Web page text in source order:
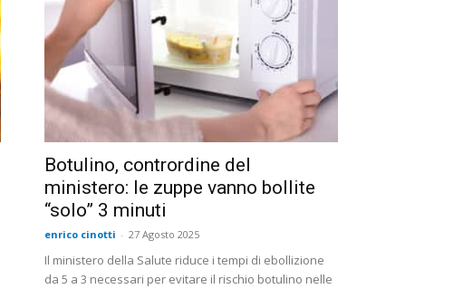
Botulino, contrordine del
ministero: le zuppe vanno bollite
“solo” 3 minuti
enrico cinotti - 27 Agosto 2025
Il ministero della Salute riduce i tempi di ebollizione
da 5 a 3 necessari per evitare il rischio botulino nelle